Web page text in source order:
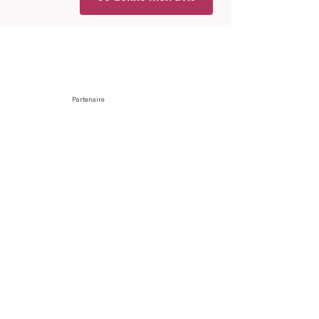
Partenaire